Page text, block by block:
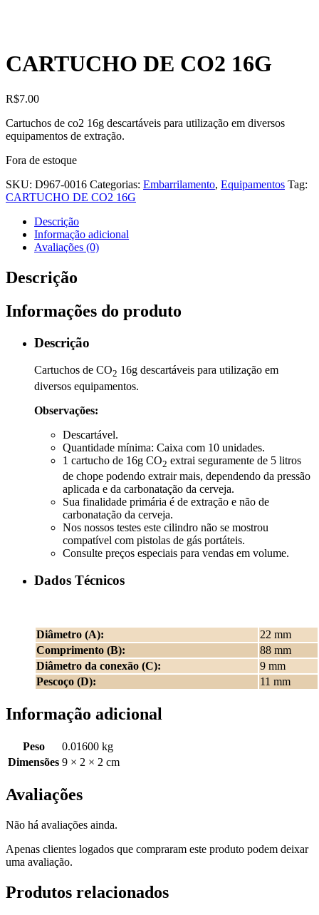
CARTUCHO DE CO2 16G
R$7.00
Cartuchos de co2 16g descartáveis para utilização em diversos
equipamentos de extração.
Fora de estoque
SKU: D967-0016 Categorias: Embarrilamento, Equipamentos Tag:
CARTUCHO DE CO2 16G
Descrição
Informação adicional
Avaliações (0)
Descrição
Informações do produto
Descrição
Cartuchos de CO2 16g descartáveis para utilização em
diversos equipamentos.
Observações:
Descartável.
Quantidade mínima: Caixa com 10 unidades.
1 cartucho de 16g CO2 extrai seguramente de 5 litros
de chope podendo extrair mais, dependendo da pressão
aplicada e da carbonatação da cerveja.
Sua finalidade primária é de extração e não de
carbonatação da cerveja.
Nos nossos testes este cilindro não se mostrou
compatível com pistolas de gás portáteis.
Consulte preços especiais para vendas em volume.
Dados Técnicos
Diâmetro (A):
22 mm
Comprimento (B):
88 mm
Diâmetro da conexão (C):
9 mm
Pescoço (D):
11 mm
Informação adicional
Peso
0.01600 kg
Dimensões 9 × 2 × 2 cm
Avaliações
Não há avaliações ainda.
Apenas clientes logados que compraram este produto podem deixar
uma avaliação.
Produtos relacionados